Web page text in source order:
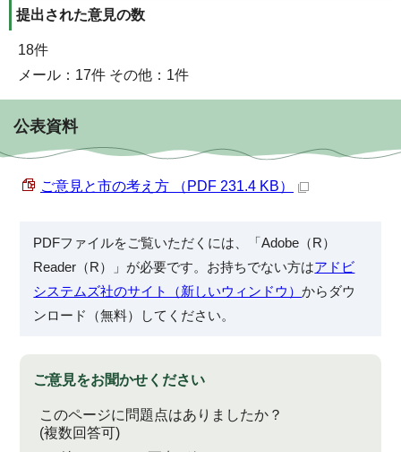
提出された意見の数
18件
メール：17件 その他：1件
公表資料
ご意見と市の考え方 （PDF 231.4 KB）
PDFファイルをご覧いただくには、「Adobe（R）
Reader（R）」が必要です。お持ちでない方はアドビ
システムズ社のサイト（新しいウィンドウ）からダウ
ンロード（無料）してください。
ご意見をお聞かせください
このページに問題点はありましたか？
(複数回答可)